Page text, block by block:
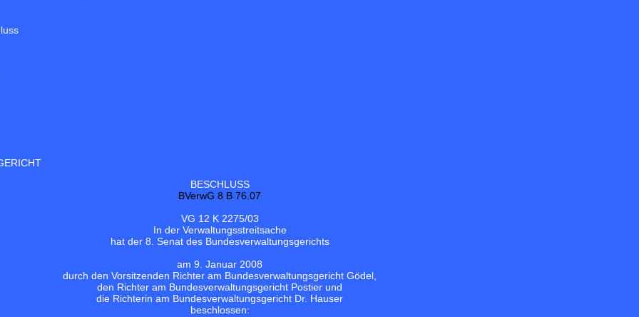
BESCHLUSS
BVerwG 8 B 76.07
VG 12 K 2275/03
In der Verwaltungsstreitsache
hat der 8. Senat des Bundesverwaltungsgerichts
am 9. Januar 2008
durch den Vorsitzenden Richter am Bundesverwaltungsgericht Gödel,
den Richter am Bundesverwaltungsgericht Postier und
die Richterin am Bundesverwaltungsgericht Dr. Hauser
beschlossen: